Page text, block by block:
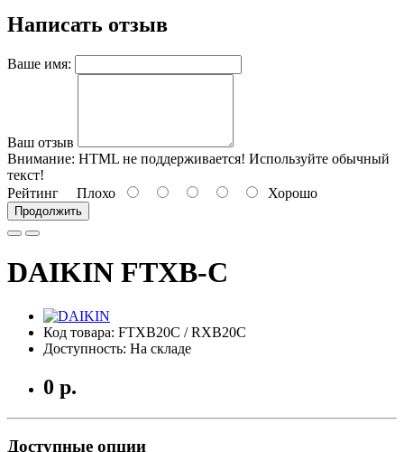
Написать отзыв
Ваше имя:
Ваш отзыв
Внимание: HTML не поддерживается! Используйте обычный
текст!
Рейтинг Плохо Хорошо
Продолжить
DAIKIN FTXB-C
Код товара: FTXB20C / RXB20C
Доступность: На складе
0 р.
Доступные опции